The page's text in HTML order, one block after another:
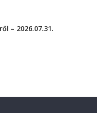
– 2026.07.31.